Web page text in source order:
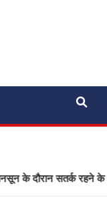
दौरान सतर्क रहने के निर्देश